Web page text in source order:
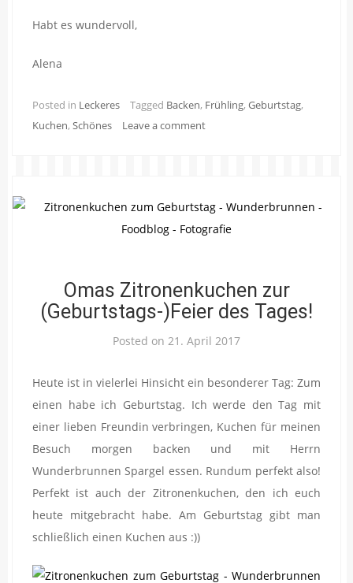
Habt es wundervoll,
Alena
Posted in Leckeres Tagged Backen, Frühling, Geburtstag,
Kuchen, Schönes Leave a comment
Omas Zitronenkuchen zur
(Geburtstags-)Feier des Tages!
Posted on 21. April 2017
Heute ist in vielerlei Hinsicht ein besonderer Tag: Zum
einen habe ich Geburtstag. Ich werde den Tag mit
einer lieben Freundin verbringen, Kuchen für meinen
Besuch morgen backen und mit Herrn
Wunderbrunnen Spargel essen. Rundum perfekt also!
Perfekt ist auch der Zitronenkuchen, den ich euch
heute mitgebracht habe. Am Geburtstag gibt man
schließlich einen Kuchen aus :))